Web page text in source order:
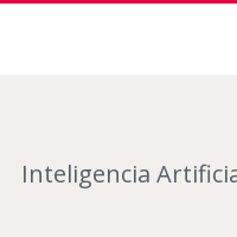
Inteligencia